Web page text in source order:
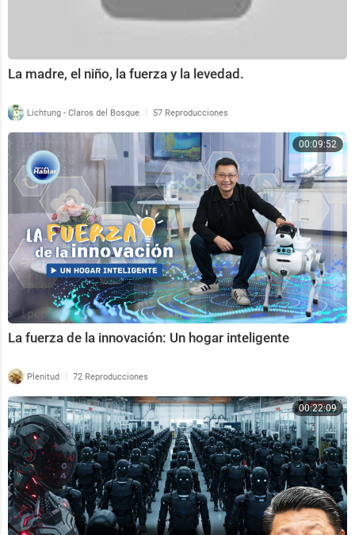
La madre, el niño, la fuerza y la levedad.
Lichtung - Claros del Bosque | 57 Reproducciones
00:09:52
La fuerza de la innovación: Un hogar inteligente
Plenitud | 72 Reproducciones
00:22:09